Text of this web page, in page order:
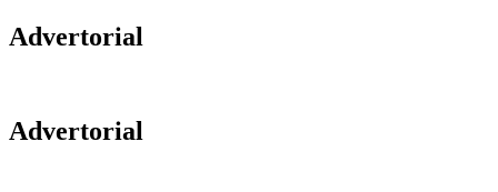
Advertorial
Advertorial